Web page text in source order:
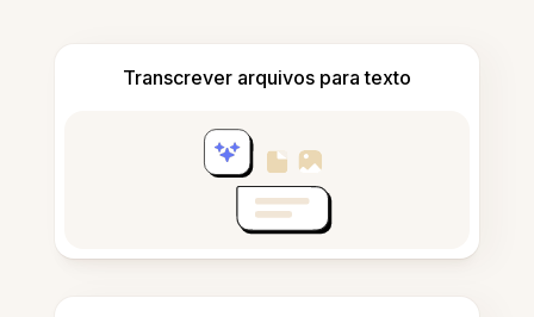
Transcrever arquivos para texto